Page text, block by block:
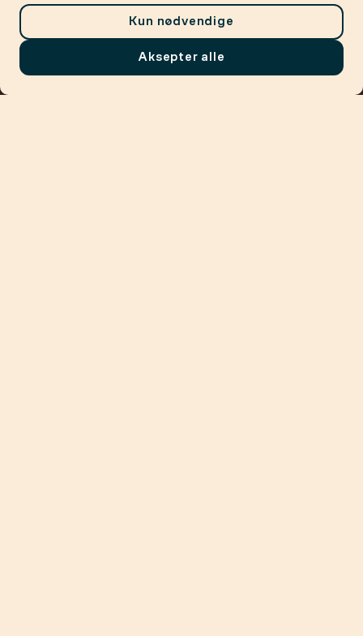
Meny
Kun nødvendige
Aksepter alle